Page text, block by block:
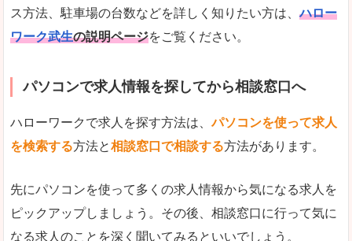
ス方法、駐車場の台数などを詳しく知りたい方は、ハロー
ワーク武生の説明ページをご覧ください。
パソコンで求人情報を探してから相談窓口へ
ハローワークで求人を探す方法は、パソコンを使って求人
を検索する方法と相談窓口で相談する方法があります。
先にパソコンを使って多くの求人情報から気になる求人を
ピックアップしましょう。その後、相談窓口に行って気に
なる求人のことを深く聞いてみるといいでしょう。